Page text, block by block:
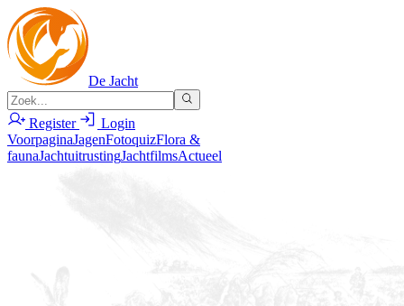
De Jacht
Register
Login
VoorpaginaJagenFotoquizFlora &
faunaJachtuitrustingJachtfilmsActueel